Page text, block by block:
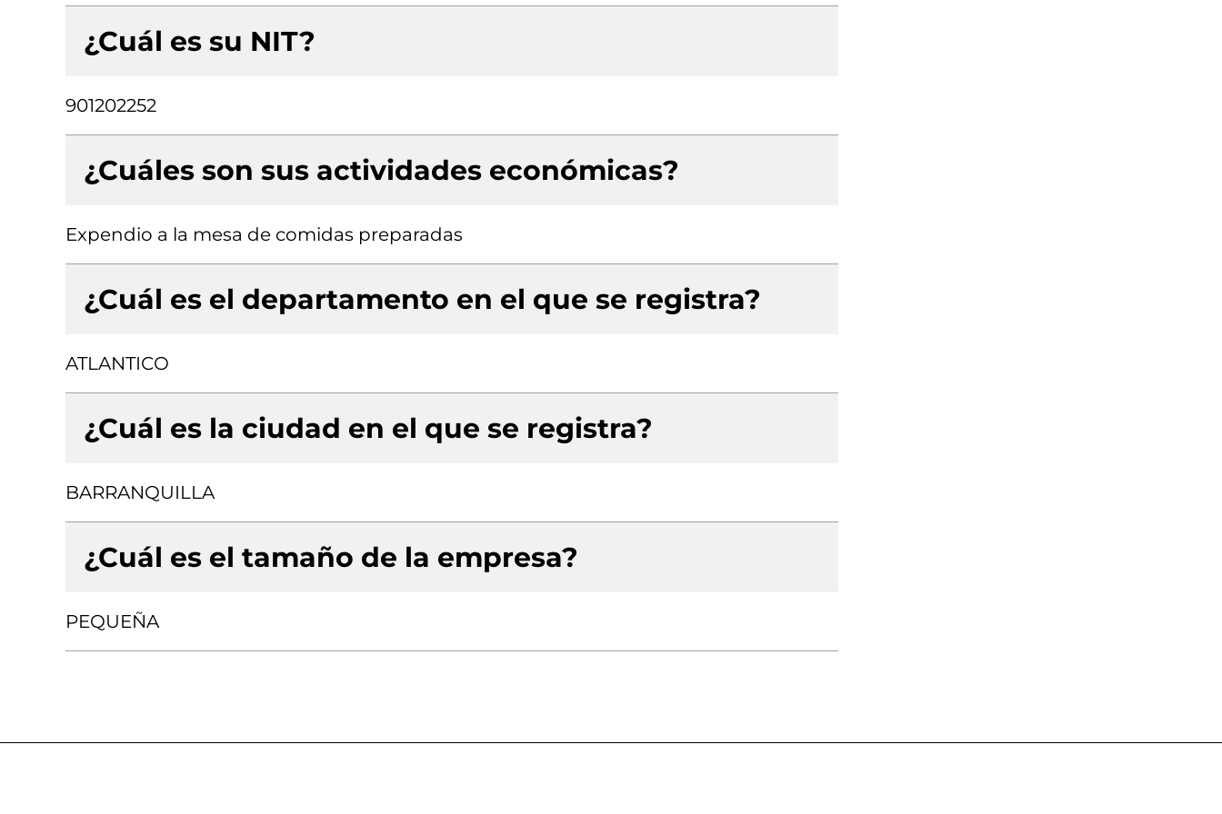
¿Cuál es su NIT?
901202252
¿Cuáles son sus actividades económicas?
Expendio a la mesa de comidas preparadas
¿Cuál es el departamento en el que se registra?
ATLANTICO
¿Cuál es la ciudad en el que se registra?
BARRANQUILLA
¿Cuál es el tamaño de la empresa?
PEQUEÑA